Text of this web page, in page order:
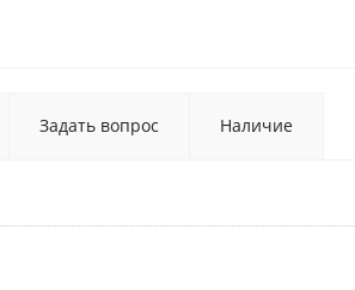
Задать вопрос Наличие